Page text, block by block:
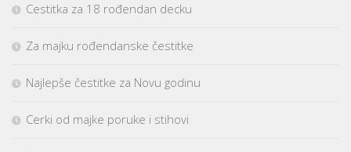
Cestitka za 18 rođendan decku
Za majku rođendanske čestitke
Najlepše čestitke za Novu godinu
Cerki od majke poruke i stihovi